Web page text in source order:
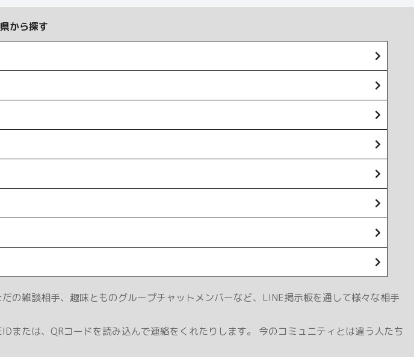
から探す
の雑談相手、趣味とものグループチャットメンバーなど、LINE掲示板を通して様々な相手
たは、QRコードを読み込んで連絡をくれたりします。 今のコミュニティとは違う人たち